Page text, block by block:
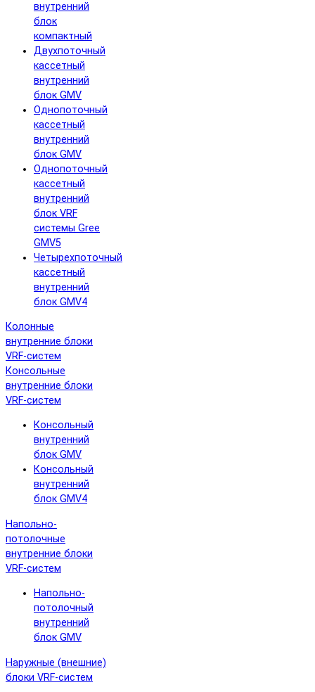
внутренний
блок
компактный
Двухпоточный
кассетный
внутренний
блок GMV
Однопоточный
кассетный
внутренний
блок GMV
Однопоточный
кассетный
внутренний
блок VRF
системы Gree
GMV5
Четырехпоточный
кассетный
внутренний
блок GMV4
Колонные
внутренние блоки
VRF-систем
Консольные
внутренние блоки
VRF-систем
Консольный
внутренний
блок GMV
Консольный
внутренний
блок GMV4
Напольно-
потолочные
внутренние блоки
VRF-систем
Напольно-
потолочный
внутренний
блок GMV
Наружные (внешние)
блоки VRF-систем